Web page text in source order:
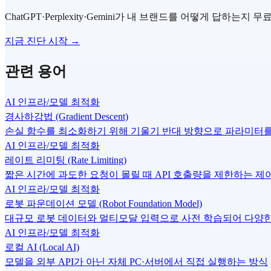
ChatGPT·Perplexity·Gemini가 내 브랜드를 어떻게 답하는지 무
지금 진단 시작 →
관련 용어
AI 인프라/모델 최적화
경사하강법 (Gradient Descent)
손실 함수를 최소화하기 위해 기울기 반대 방향으로 파라미터
AI 인프라/모델 최적화
레이트 리미팅 (Rate Limiting)
짧은 시간에 과도한 요청이 몰릴 때 API 호출량을 제한하는 제
AI 인프라/모델 최적화
로봇 파운데이션 모델 (Robot Foundation Model)
대규모 로봇 데이터와 멀티모달 입력으로 사전 학습되어 다양
AI 인프라/모델 최적화
로컬 AI (Local AI)
모델을 외부 API가 아닌 자체 PC·서버에서 직접 실행하는 방식